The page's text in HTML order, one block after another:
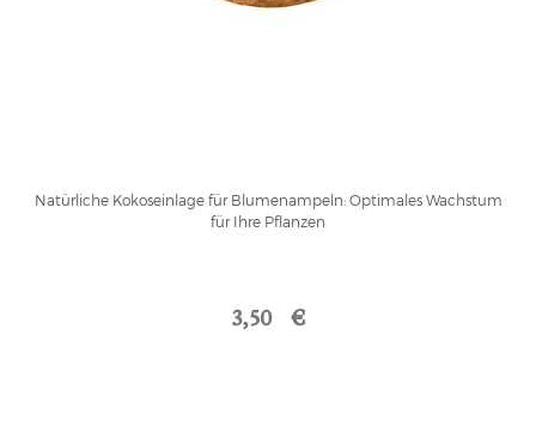
Natürliche Kokoseinlage für Blumenampeln: Optimales Wachstum
für Ihre Pflanzen
3,50 €